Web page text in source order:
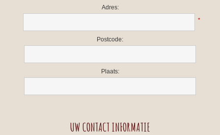
Adres:
*
Postcode:
Plaats:
UW CONTACT INFORMATIE